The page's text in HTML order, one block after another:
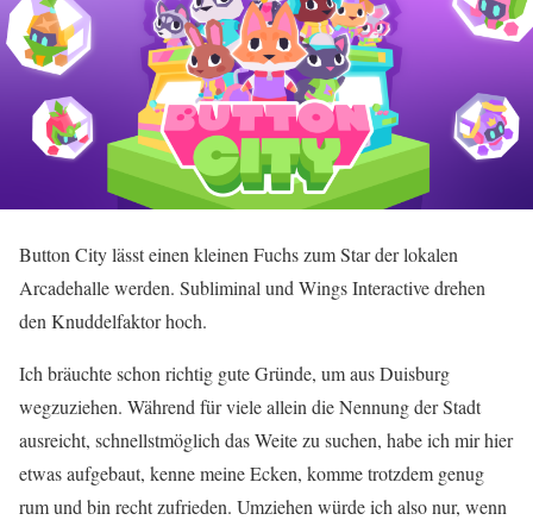
Button City lässt einen kleinen Fuchs zum Star der lokalen
Arcadehalle werden. Subliminal und Wings Interactive drehen
den Knuddelfaktor hoch.
Ich bräuchte schon richtig gute Gründe, um aus Duisburg
wegzuziehen. Während für viele allein die Nennung der Stadt
ausreicht, schnellstmöglich das Weite zu suchen, habe ich mir hier
etwas aufgebaut, kenne meine Ecken, komme trotzdem genug
rum und bin recht zufrieden. Umziehen würde ich also nur, wenn